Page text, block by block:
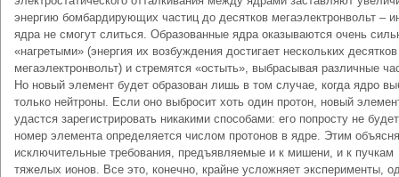
энергию бомбардирующих частиц до десятков мегаэлектронвольт –
ядра не смогут слиться. Образованные ядра оказываются очень
«нагретыми» (энергия их возбуждения достигает нескольких десятков
мегаэлектронвольт) и стремятся «остыть», выбрасывая различные
Но новый элемент будет образован лишь в том случае, когда ядро
только нейтроны. Если оно выбросит хоть один протон, новый
удастся зарегистрировать никакими способами: его попросту не
номер элемента определяется числом протонов в ядре. Этим
исключительные требования, предъявляемые и к мишени, и к пучкам
тяжелых ионов. Все это, конечно, крайне усложняет эксперименты,